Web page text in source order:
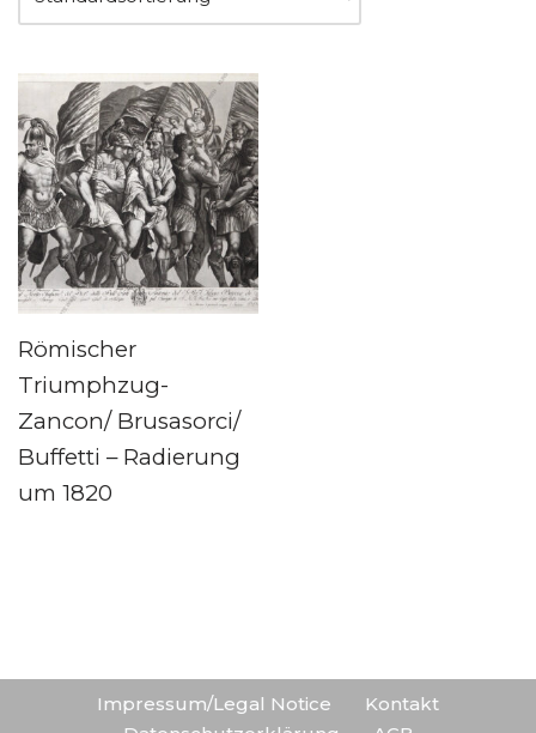
Römischer
Triumphzug-
Zancon/ Brusasorci/
Buffetti – Radierung
um 1820
Impressum/Legal Notice
Kontakt